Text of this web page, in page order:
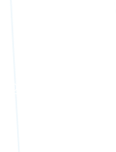
Фильтрация